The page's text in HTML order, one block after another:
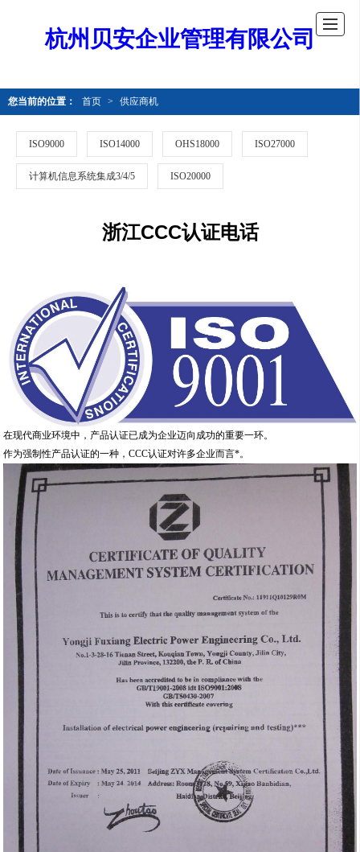
杭州贝安企业管理有限公司
您当前的位置： 首页 > 供应商机
ISO9000 ISO14000 OHS18000 ISO27000
计算机信息系统集成3/4/5 ISO20000
浙江CCC认证电话
在现代商业环境中，产品认证已成为企业迈向成功的重要一环。
作为强制性产品认证的一种，CCC认证对许多企业而言*。